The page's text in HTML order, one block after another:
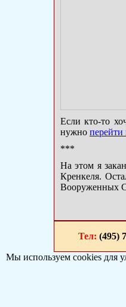
Если кто-то
нужно
***
На этом я
Кренкеля.
Вооруженных
Тел: (495)
Мы используем cookies для